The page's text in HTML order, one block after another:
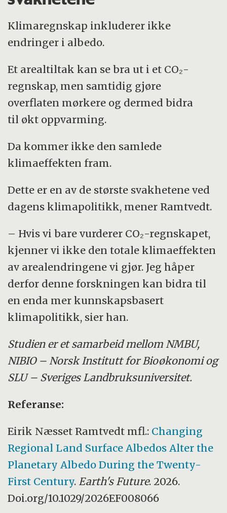
Klimaregnskap inkluderer ikke
endringer i albedo.
Et arealtiltak kan se bra ut i et CO₂-
regnskap, men samtidig gjøre
overflaten mørkere og dermed bidra
til økt oppvarming.
Da kommer ikke den samlede
klimaeffekten fram.
Dette er en av de største svakhetene ved
dagens klimapolitikk, mener Ramtvedt.
– Hvis vi bare vurderer CO₂-regnskapet,
kjenner vi ikke den totale klimaeffekten
av arealendringene vi gjør. Jeg håper
derfor denne forskningen kan bidra til
en enda mer kunnskapsbasert
klimapolitikk, sier han.
Studien er et samarbeid mellom NMBU,
NIBIO – Norsk Institutt for Bioøkonomi og
SLU – Sveriges Landbruksuniversitet.
Referanse:
Eirik Næsset Ramtvedt mfl.: Changing
Regional Land Surface Albedos Alter the
Planetary Albedo During the Twenty-
First Century. Earth's Future. 2026.
Doi.org/10.1029/2026EF008066